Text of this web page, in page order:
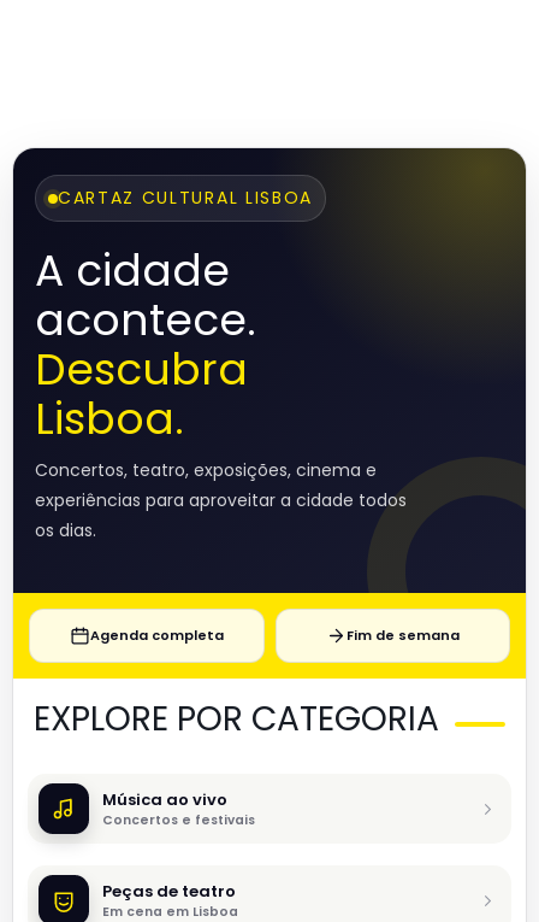
CARTAZ CULTURAL LISBOA
A cidade
acontece.
Descubra
Lisboa.
Concertos, teatro, exposições, cinema e
experiências para aproveitar a cidade todos
os dias.
Agenda completa Fim de semana
EXPLORE POR CATEGORIA
Música ao vivo
Concertos e festivais
Peças de teatro
Em cena em Lisboa